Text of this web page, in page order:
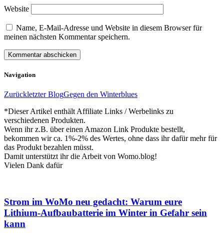
Website
Name, E-Mail-Adresse und Website in diesem Browser für
meinen nächsten Kommentar speichern.
Navigation
Zurückletzter BlogGegen den Winterblues
*Dieser Artikel enthält Affiliate Links / Werbelinks zu
verschiedenen Produkten.
Wenn ihr z.B. über einen Amazon Link Produkte bestellt,
bekommen wir ca. 1%-2% des Wertes, ohne dass ihr dafür mehr für
das Produkt bezahlen müsst.
Damit unterstützt ihr die Arbeit von Womo.blog!
Vielen Dank dafür
Strom im WoMo neu gedacht: Warum eure
Lithium-Aufbaubatterie im Winter in Gefahr sein
kann